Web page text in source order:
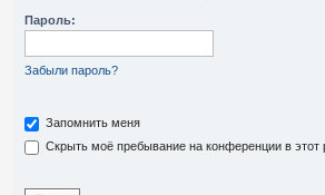
Пароль:
Забыли пароль?
Запомнить меня
Скрыть моё пребывание на конференции в этот